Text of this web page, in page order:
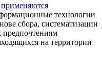
применяются
технологии
сбора, систематизации
предпочтениям
на территории